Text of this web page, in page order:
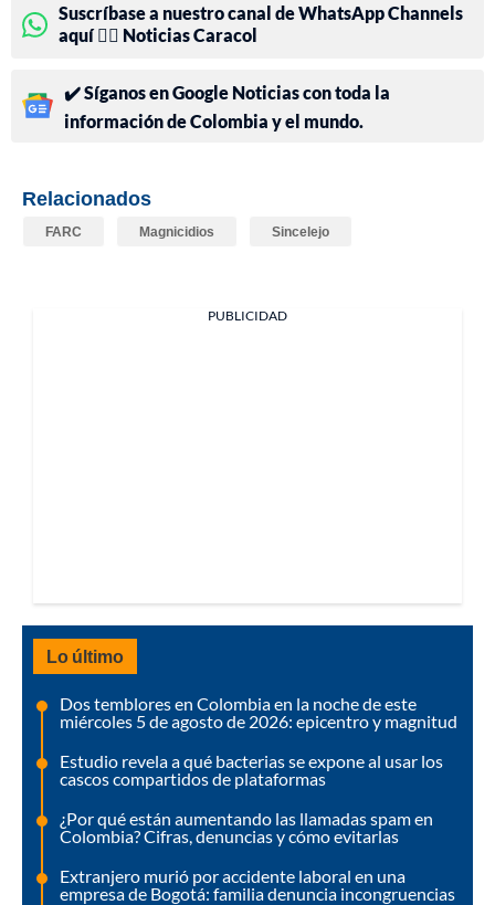
Suscríbase a nuestro canal de WhatsApp Channels
aquí 👉🏻 Noticias Caracol
✔️ Síganos en Google Noticias con toda la
información de Colombia y el mundo.
Relacionados
FARC Magnicidios Sincelejo
PUBLICIDAD
Lo último
Dos temblores en Colombia en la noche de este
miércoles 5 de agosto de 2026: epicentro y magnitud
Estudio revela a qué bacterias se expone al usar los
cascos compartidos de plataformas
¿Por qué están aumentando las llamadas spam en
Colombia? Cifras, denuncias y cómo evitarlas
Extranjero murió por accidente laboral en una
empresa de Bogotá: familia denuncia incongruencias